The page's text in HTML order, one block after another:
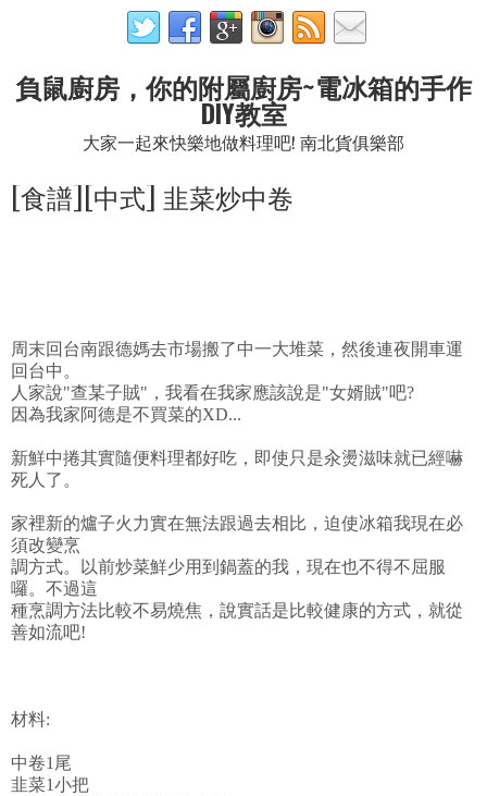
負鼠廚房，你的附屬廚房~電冰箱的手作
DIY教室
大家一起來快樂地做料理吧! 南北貨俱樂部
[食譜][中式] 韭菜炒中卷
周末回台南跟德媽去市場搬了中一大堆菜，然後連夜開車運
回台中。
人家說"查某子賊"，我看在我家應該說是"女婿賊"吧?
因為我家阿德是不買菜的XD...
新鮮中捲其實隨便料理都好吃，即使只是汆燙滋味就已經嚇
死人了。
家裡新的爐子火力實在無法跟過去相比，迫使冰箱我現在必
須改變烹
調方式。以前炒菜鮮少用到鍋蓋的我，現在也不得不屈服
囉。不過這
種烹調方法比較不易燒焦，說實話是比較健康的方式，就從
善如流吧!
材料:
中卷1尾
韭菜1小把